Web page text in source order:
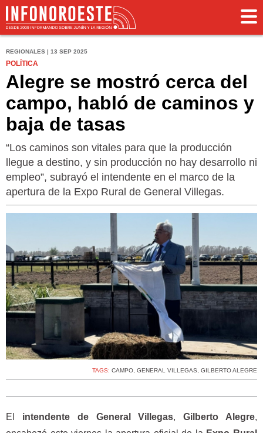
REGIONALES | 13 SEP 2025
POLÍTICA
Alegre se mostró cerca del
campo, habló de caminos y
baja de tasas
“Los caminos son vitales para que la producción
llegue a destino, y sin producción no hay desarrollo ni
empleo”, subrayó el intendente en el marco de la
apertura de la Expo Rural de General Villegas.
TAGS: CAMPO, GENERAL VILLEGAS, GILBERTO ALEGRE
El intendente de General Villegas,Gilberto Alegre,